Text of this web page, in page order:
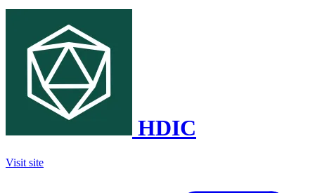
HDIC
Visit site